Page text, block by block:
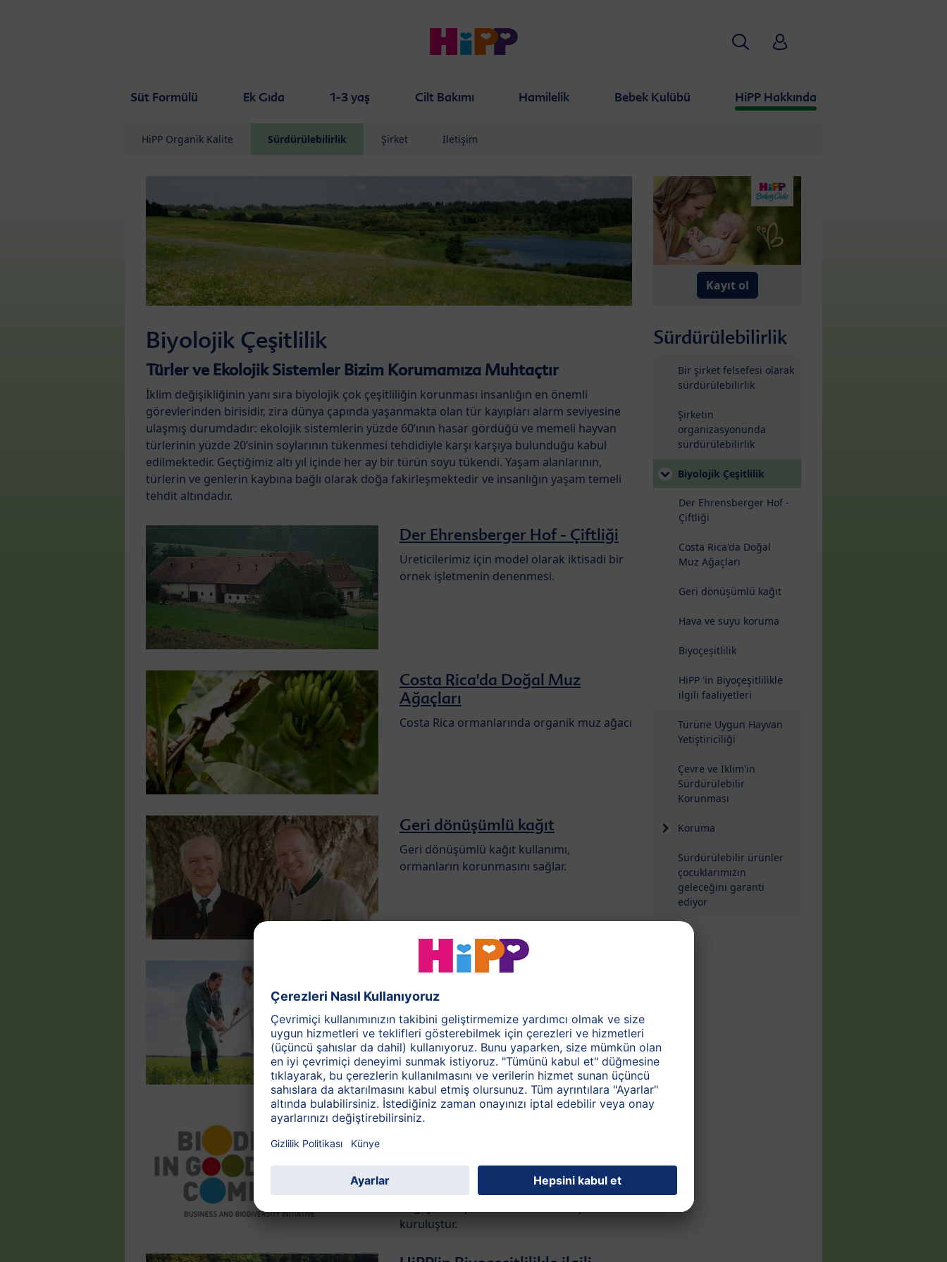
Süt Formülü Ek Gıda 1-3 yaş Cilt Bakımı Hamilelik Bebek Kulübü HiPP Hakkında
AramakHiPP Babyclub
HiPP Organik Kalite Sürdürülebilirlik Şirket İletişim
Biyolojik Çeşitlilik
Türler ve Ekolojik Sistemler Bizim Korumamıza Muhtaçtır
İklim değişikliğinin yanı sıra biyolojik çok çeşitliliğin korunması insanlığın en önemli
görevlerinden birisidir, zira dünya çapında yaşanmakta olan tür kayıpları alarm seviyesine
ulaşmış durumdadır: ekolojik sistemlerin yüzde 60’ının hasar gördüğü ve memeli hayvan
türlerinin yüzde 20’sinin soylarının tükenmesi tehdidiyle karşı karşıya bulunduğu kabul
edilmektedir. Geçtiğimiz altı yıl içinde her ay bir türün soyu tükendi. Yaşam alanlarının,
türlerin ve genlerin kaybına bağlı olarak doğa fakirleşmektedir ve insanlığın yaşam temeli
tehdit altındadır.
Der Ehrensberger Hof - Çiftliği
Üreticilerimiz için model olarak iktisadi bir
örnek işletmenin denenmesi.
Costa Rica'da Doğal Muz
Ağaçları
Costa Rica ormanlarında organik muz ağacı
Geri dönüşümlü kağıt
Geri dönüşümlü kağıt kullanımı,
ormanların korunmasını sağlar.
Hava ve suyu koruma
Özenli ve enerjiyi verimli kullanan üretim
yöntemleriyle
Biyoçeşitlilik
olarak Alman, Japon ve brezilya kökenli
şirketlerin Biyolojik çeşitliliği koruyarak
kuruluştur.
Kayıt ol
Sürdürülebilirlik
Bir şirket felsefesi olarak
sürdürülebilirlik
Şirketin
organizasyonunda
sürdürülebilirlik
Biyolojik Çeşitlilik
Der Ehrensberger Hof -
Çiftliği
Costa Rica'da Doğal
Muz Ağaçları
Geri dönüşümlü kağıt
Hava ve suyu koruma
Biyoçeşitlilik
HiPP 'in Biyoçeşitlilikle
ilgili faaliyetleri
Türüne Uygun Hayvan
Yetiştiriciliği
Çevre ve İklim'in
Sürdürülebilir
Korunması
Koruma
Sürdürülebilir ürünler
çocuklarımızın
geleceğini garanti
ediyor